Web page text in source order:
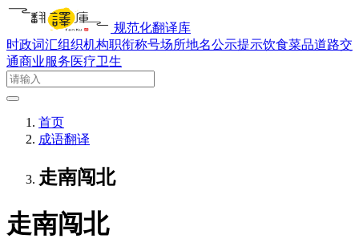
规范化翻译库
时政词汇组织机构职衔称号场所地名公示提示饮食菜品道路交
通商业服务医疗卫生
首页
成语翻译
走南闯北
走南闯北